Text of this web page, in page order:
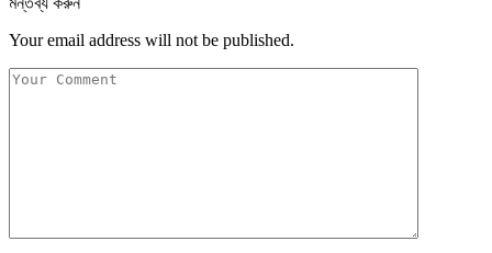
Your email address will not be published.